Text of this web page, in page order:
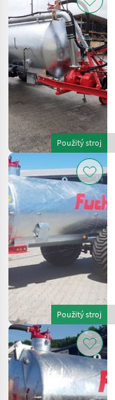
Použitý stroj
Použitý stroj